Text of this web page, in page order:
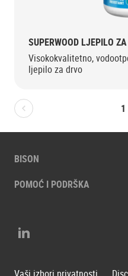
1
SUPERWOOD LJEPILO
Visokokvalitetno,
ljepilo za drvo
BISON
POMOĆ I PODRŠKA
LinkedIn